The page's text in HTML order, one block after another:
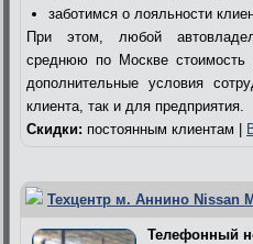
заботимся о лояльности
При этом, любой
среднюю по Москве стоимость
дополнительные условия
клиента, так и для предприятия.
Скидки: постоянным клиентам |
Техцентр м. Аннино Nissan
Телефонный